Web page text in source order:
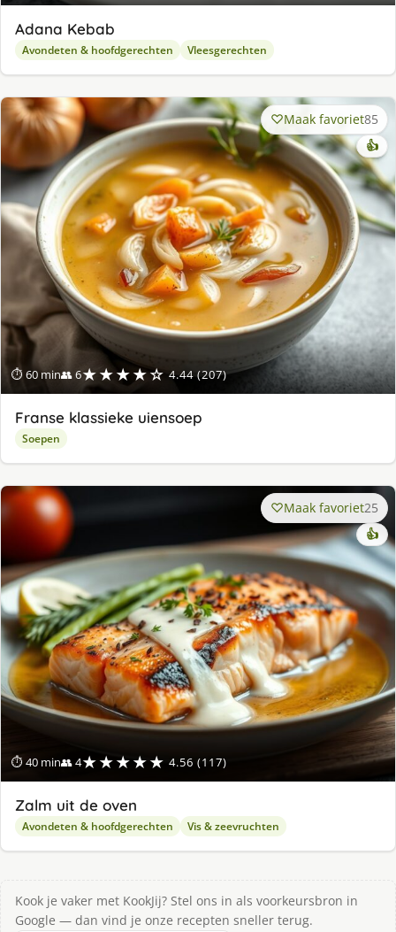
Adana Kebab
Avondeten & hoofdgerechten Vleesgerechten
⏱ 60 min👥 6★★★★☆ 4.44 (207)
Maak favoriet85
👍
Franse klassieke uiensoep
Soepen
⏱ 40 min👥 4★★★★★ 4.56 (117)
Maak favoriet25
👍
Zalm uit de oven
Avondeten & hoofdgerechten Vis & zeevruchten
Kook je vaker met KookJij? Stel ons in als voorkeursbron in
Google — dan vind je onze recepten sneller terug.